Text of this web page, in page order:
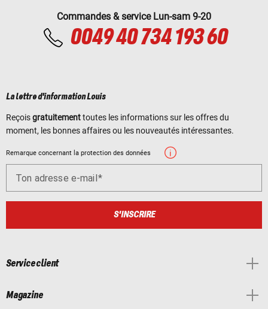
Commandes & service Lun-sam 9-20
0049 40 734 193 60
La lettre d'information Louis
Reçoisgratuitementtoutes les informations sur les offres du
moment, les bonnes affaires ou les nouveautés intéressantes.
Remarque concernant la protection des données
Ton adresse e-mail
S'INSCRIRE
Service client
Magazine